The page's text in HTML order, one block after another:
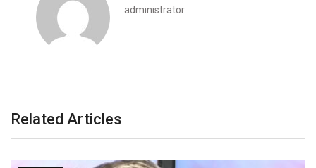
administrator
Related Articles